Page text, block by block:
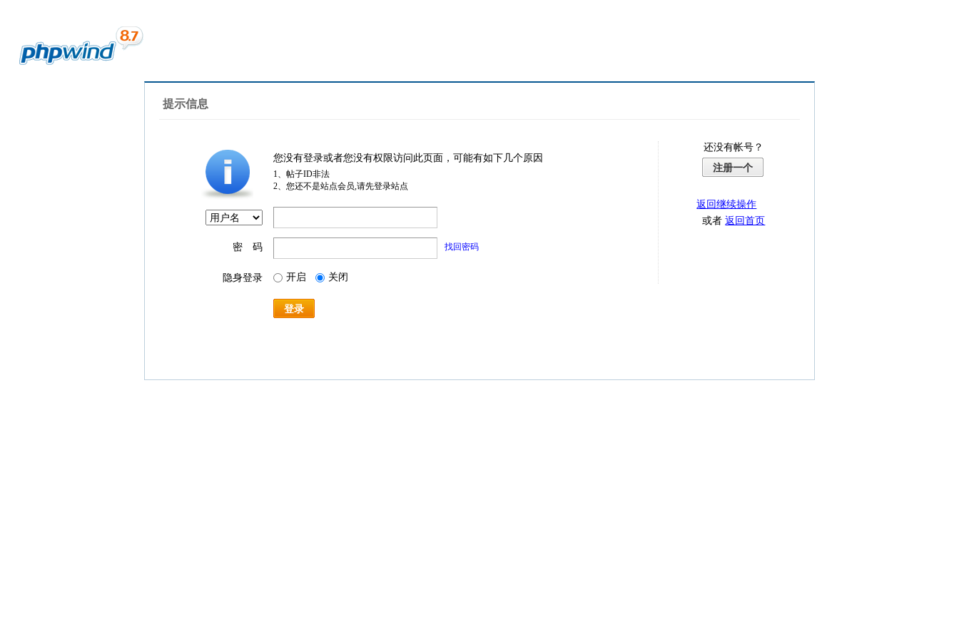
提示信息
您没有登录或者您没有权限访问此页面，可能有如下几个原因
1、帖子ID非法
2、您还不是站点会员,请先登录站点
密 码 找回密码
隐身登录 开启 关闭
登录
还没有帐号？
注册一个
返回继续操作
或者返回首页